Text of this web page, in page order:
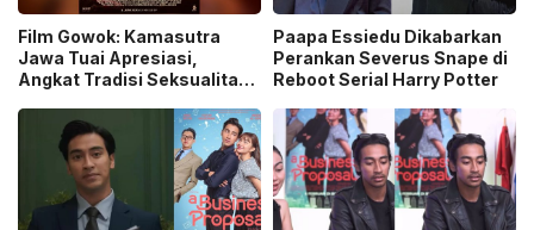
Film Gowok: Kamasutra
Jawa Tuai Apresiasi,
Angkat Tradisi Seksualitas
Paapa Essiedu Dikabarkan
Perankan Severus Snape di
Reboot Serial Harry Potter